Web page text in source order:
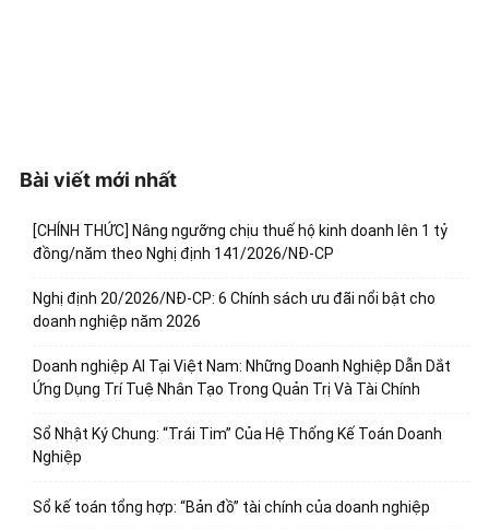
Bài viết mới nhất
[CHÍNH THỨC] Nâng ngưỡng chịu thuế hộ kinh doanh lên 1 tỷ
đồng/năm theo Nghị định 141/2026/NĐ-CP
Nghị định 20/2026/NĐ-CP: 6 Chính sách ưu đãi nổi bật cho
doanh nghiệp năm 2026
Doanh nghiệp AI Tại Việt Nam: Những Doanh Nghiệp Dẫn Dắt
Ứng Dụng Trí Tuệ Nhân Tạo Trong Quản Trị Và Tài Chính
Sổ Nhật Ký Chung: “Trái Tim” Của Hệ Thống Kế Toán Doanh
Nghiệp
Sổ kế toán tổng hợp: “Bản đồ” tài chính của doanh nghiệp